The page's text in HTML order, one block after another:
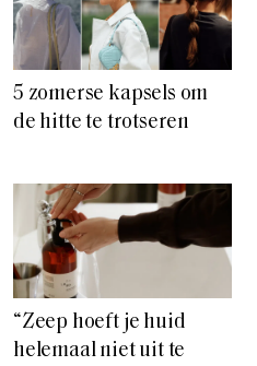
5 zomerse kapsels om
de hitte te trotseren
“Zeep hoeft je huid
helemaal niet uit te